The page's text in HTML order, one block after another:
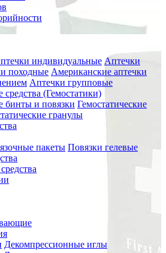
индивидуальные Аптечки
походные Американские аптечки
Аптечки групповые
(Гемостатики)
бинты и повязки Гемостатические
гранулы
пакеты Повязки гелевые
Декомпрессионные иглы